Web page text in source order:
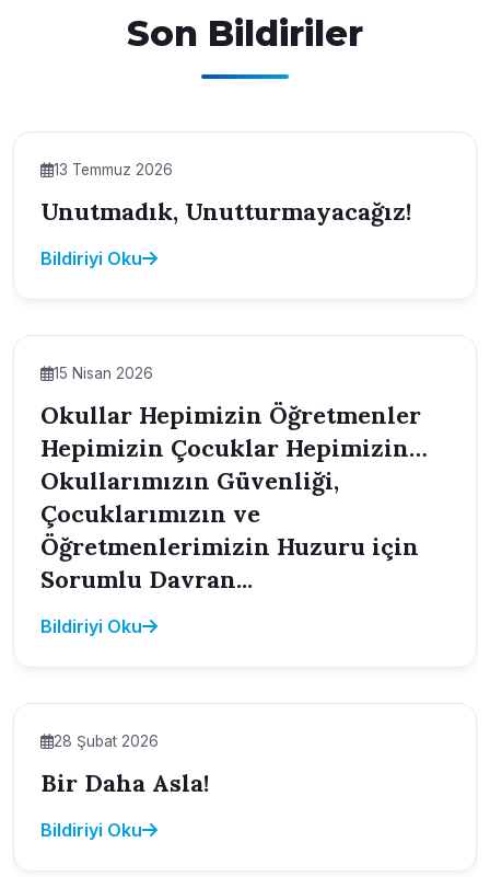
Son Bildiriler
13 Temmuz 2026
Unutmadık, Unutturmayacağız!
Bildiriyi Oku
15 Nisan 2026
Okullar Hepimizin Öğretmenler
Hepimizin Çocuklar Hepimizin…
Okullarımızın Güvenliği,
Çocuklarımızın ve
Öğretmenlerimizin Huzuru için
Sorumlu Davran...
Bildiriyi Oku
28 Şubat 2026
Bir Daha Asla!
Bildiriyi Oku